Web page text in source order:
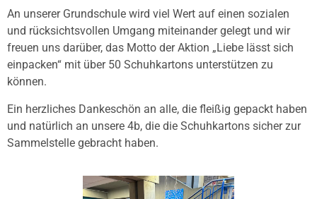
An unserer Grundschule wird viel Wert auf einen sozialen
und rücksichtsvollen Umgang miteinander gelegt und wir
freuen uns darüber, das Motto der Aktion „Liebe lässt sich
einpacken“ mit über 50 Schuhkartons unterstützen zu
können.
Ein herzliches Dankeschön an alle, die fleißig gepackt haben
und natürlich an unsere 4b, die die Schuhkartons sicher zur
Sammelstelle gebracht haben.